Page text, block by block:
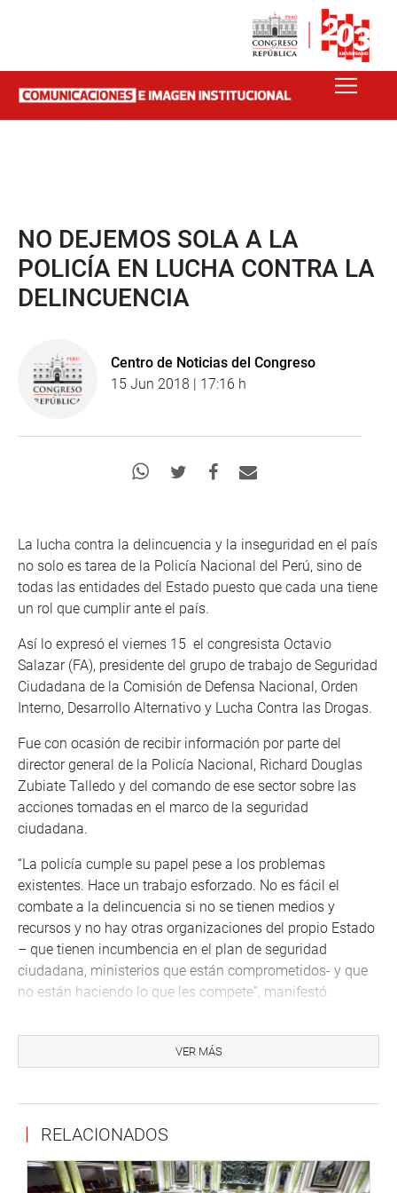
NO DEJEMOS SOLA A LA
POLICÍA EN LUCHA CONTRA LA
DELINCUENCIA
Centro de Noticias del Congreso
15 Jun 2018 | 17:16 h
La lucha contra la delincuencia y la inseguridad en el país
no solo es tarea de la Policía Nacional del Perú, sino de
todas las entidades del Estado puesto que cada una tiene
un rol que cumplir ante el país.
Así lo expresó el viernes 15 el congresista Octavio
Salazar (FA), presidente del grupo de trabajo de Seguridad
Ciudadana de la Comisión de Defensa Nacional, Orden
Interno, Desarrollo Alternativo y Lucha Contra las Drogas.
Fue con ocasión de recibir información por parte del
director general de la Policía Nacional, Richard Douglas
Zubiate Talledo y del comando de ese sector sobre las
acciones tomadas en el marco de la seguridad
ciudadana.
“La policía cumple su papel pese a los problemas
existentes. Hace un trabajo esforzado. No es fácil el
combate a la delincuencia si no se tienen medios y
recursos y no hay otras organizaciones del propio Estado
– que tienen incumbencia en el plan de seguridad
ciudadana, ministerios que están comprometidos- y que
no están haciendo lo que les compete”, manifestó.
problema”, expresó e hizo un llamado a todos los sectores
y, a manera de ejemplo, citó al Ministerio de Educación
Asimismo, se refirió a los operadores de justicia que
consideró tiene que tener una actuación integral y,
VER MÁS
RELACIONADOS